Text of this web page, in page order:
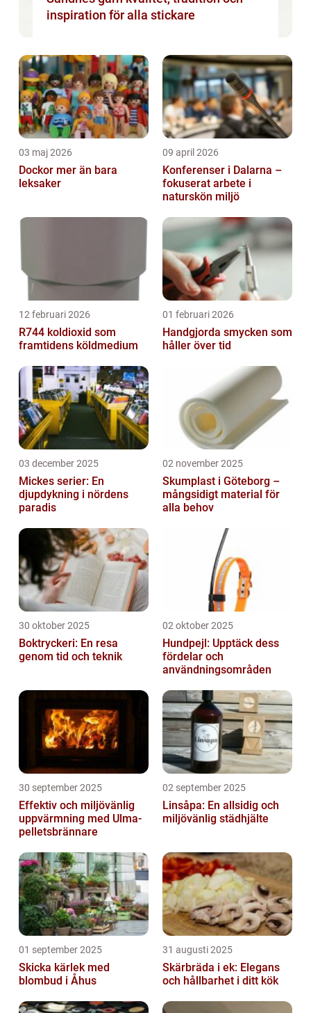
inspiration för alla stickare
03 maj 2026
Dockor mer än bara
leksaker
09 april 2026
Konferenser i Dalarna –
fokuserat arbete i
naturskön miljö
12 februari 2026
R744 koldioxid som
framtidens köldmedium
01 februari 2026
Handgjorda smycken som
håller över tid
03 december 2025
Mickes serier: En
djupdykning i nördens
paradis
02 november 2025
Skumplast i Göteborg –
mångsidigt material för
alla behov
30 oktober 2025
Boktryckeri: En resa
genom tid och teknik
02 oktober 2025
Hundpejl: Upptäck dess
fördelar och
användningsområden
30 september 2025
Effektiv och miljövänlig
uppvärmning med Ulma-
pelletsbrännare
02 september 2025
Linsåpa: En allsidig och
miljövänlig städhjälte
01 september 2025
Skicka kärlek med
blombud i Åhus
31 augusti 2025
Skärbräda i ek: Elegans
och hållbarhet i ditt kök